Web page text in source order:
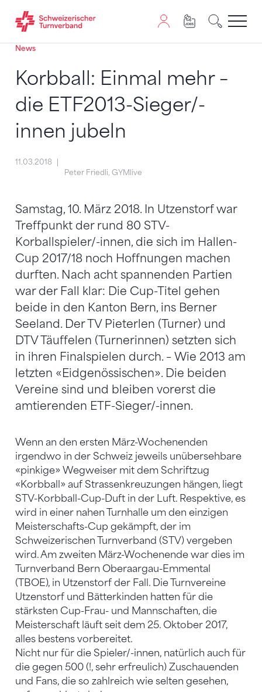
Zum Inhalt springen
Zur Sitemap navigieren
Zum Navigieren dieser Seite wird JavaScript benötigt.
News
Korbball: Einmal mehr –
die ETF2013-Sieger/-
innen jubeln
11.03.2018
Peter Friedli, GYMlive
Samstag, 10. März 2018. In Utzenstorf war
Treffpunkt der rund 80 STV-
Korballspieler/-innen, die sich im Hallen-
Cup 2017/18 noch Hoffnungen machen
durften. Nach acht spannenden Partien
war der Fall klar: Die Cup-Titel gehen
beide in den Kanton Bern, ins Berner
Seeland. Der TV Pieterlen (Turner) und
DTV Täuffelen (Turnerinnen) setzten sich
in ihren Finalspielen durch. – Wie 2013 am
letzten «Eidgenössischen». Die beiden
Vereine sind und bleiben vorerst die
amtierenden ETF-Sieger/-innen.
Wenn an den ersten März-Wochenenden
irgendwo in der Schweiz jeweils unübersehbare
«pinkige» Wegweiser mit dem Schriftzug
«Korbball» auf Strassenkreuzungen hängen, liegt
STV-Korbball-Cup-Duft in der Luft. Respektive, es
wird in einer nahen Turnhalle um den einzigen
Meisterschafts-Cup gekämpft, der im
Schweizerischen Turnverband (STV) vergeben
wird. Am zweiten März-Wochenende war dies im
Turnverband Bern Oberaargau-Emmental
(TBOE), in Utzenstorf der Fall. Die Turnvereine
Utzenstorf und Bätterkinden hatten für die
stärksten Cup-Frau- und Mannschaften, die
Meisterschaft läuft seit dem 25. Oktober 2017,
alles bestens vorbereitet.
Nicht nur für die Spieler/-innen, natürlich auch für
die gegen 500 (!, sehr erfreulich) Zuschauenden
und Fans, die so zahlreich wie selten gesehen,